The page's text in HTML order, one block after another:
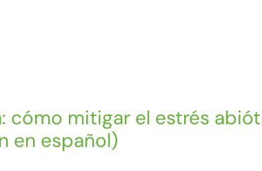
cómo mitigar el estrés
en español)